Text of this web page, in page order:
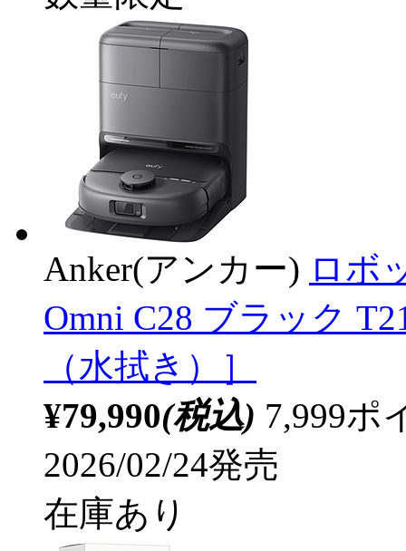
Anker(アンカー) ロボ
Omni C28 ブラック
（水拭き）］
¥79,990(税込) 7,999ポ
2026/02/24発売
在庫あり